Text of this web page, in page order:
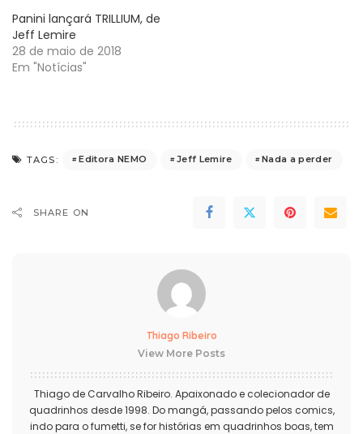
Panini lançará TRILLIUM, de
Jeff Lemire
28 de maio de 2018
Em "Notícias"
TAGS: Editora NEMO Jeff Lemire Nada a perder
SHARE ON
Thiago Ribeiro
View More Posts
Thiago de Carvalho Ribeiro. Apaixonado e colecionador de
quadrinhos desde 1998. Do mangá, passando pelos comics,
indo para o fumetti, se for histórias em quadrinhos boas, tem